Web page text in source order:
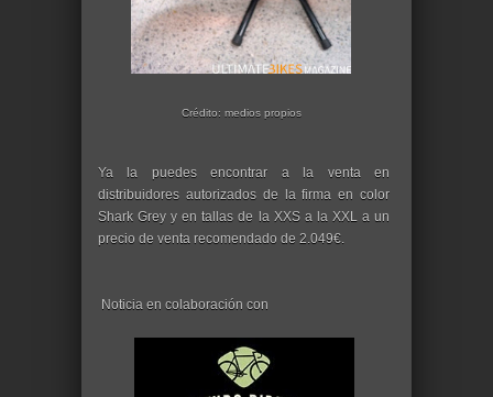
Crédito: medios propios
Ya la puedes encontrar a la venta en
distribuidores autorizados de la firma en color
Shark Grey y en tallas de la XXS a la XXL a un
precio de venta recomendado de 2.049€.
Noticia en colaboración con